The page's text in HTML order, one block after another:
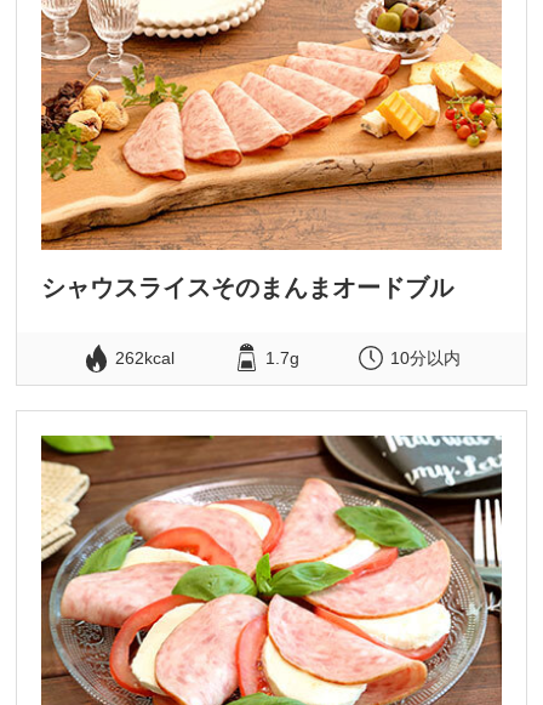
シャウスライスそのまんまオードブル
262kcal 1.7g 10分以内